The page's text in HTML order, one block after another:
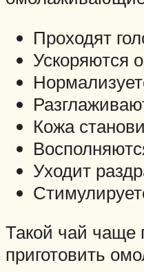
Проходят
Ускоряются
Кожа
Уходит
Такой чай чаще
приготовить